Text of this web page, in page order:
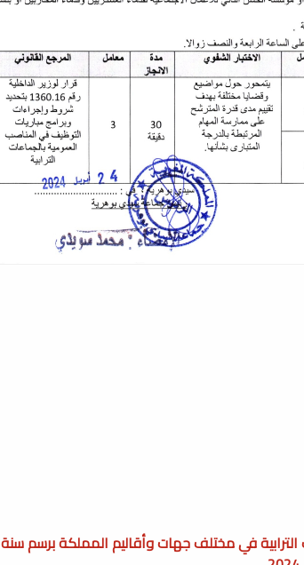
الترابية في مختلف جهات وأقاليم المملكة برسم سنة